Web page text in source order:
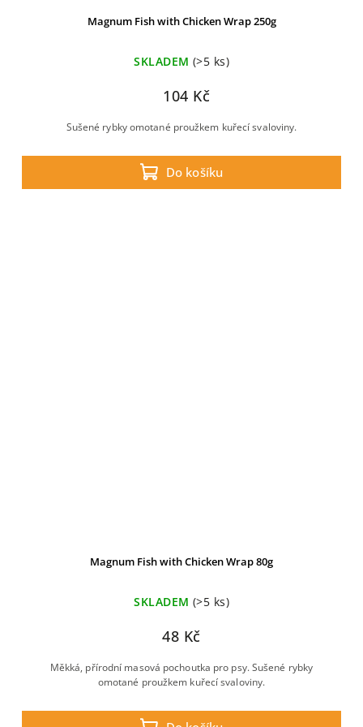
Magnum Fish with Chicken Wrap 250g
SKLADEM (>5 ks)
104 Kč
Do košíku
Sušené rybky omotané proužkem kuřecí svaloviny.
Magnum Fish with Chicken Wrap 80g
SKLADEM (>5 ks)
48 Kč
Měkká, přírodní masová pochoutka pro psy. Sušené rybky
omotané proužkem kuřecí svaloviny.